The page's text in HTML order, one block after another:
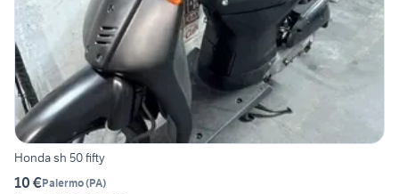
Honda sh 50 fifty
10 €Palermo(PA)